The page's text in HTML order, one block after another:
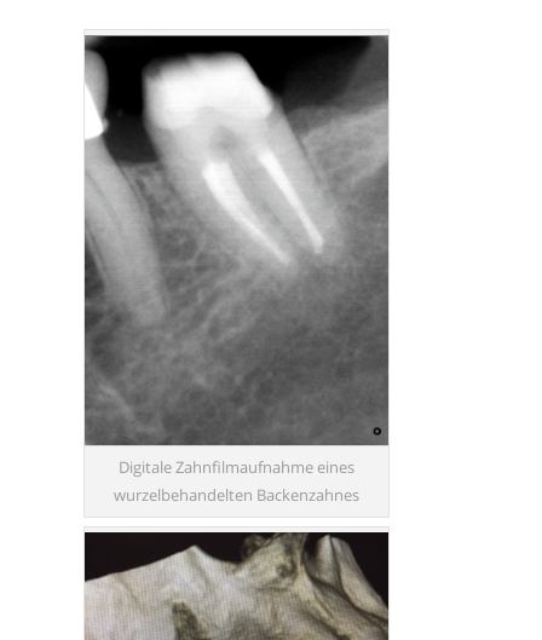
Digitale Zahnfilmaufnahme eines
wurzelbehandelten Backenzahnes